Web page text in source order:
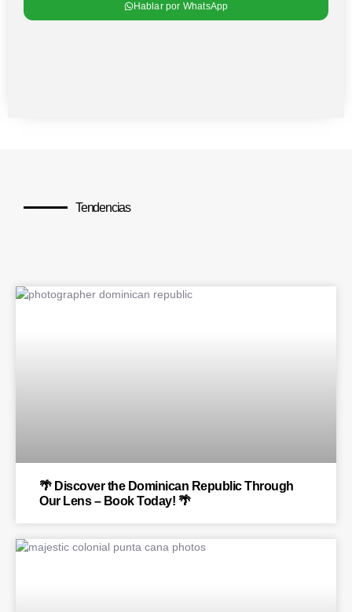
Hablar por WhatsApp
Tendencias
🌴 Discover the Dominican Republic Through
Our Lens – Book Today! 🌴